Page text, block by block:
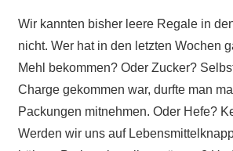
Wir kannten bisher leere Regale in
nicht. Wer hat in den letzten Wochen
Mehl bekommen? Oder Zucker?
Charge gekommen war, durfte man
Packungen mitnehmen. Oder Hefe?
Werden wir uns auf